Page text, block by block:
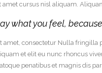
cursus nisl aliquam.
what you feel,
amet, consectetur Nulla
et elit eu nunc rhoncus
penatibus et magnis dis